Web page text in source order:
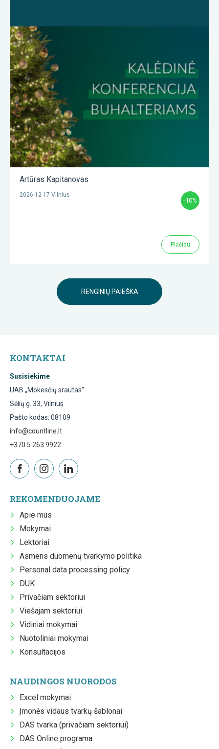
Artūras Kapitanovas
2026-12-17 Vilnius
-10%
Plačiau
RENGINIŲ PAIEŠKA
KONTAKTAI
Susisiekime
UAB „Mokesčių srautas“
Sėlių g. 33, Vilnius
Pašto kodas: 08109
info@countline.lt
+370 5 263 9922
REKOMENDUOJAME
Apie mus
Mokymai
Lektoriai
Asmens duomenų tvarkymo politika
Personal data processing policy
DUK
Privačiam sektoriui
Viešajam sektoriui
Vidiniai mokymai
Nuotoliniai mokymai
Konsultacijos
NAUDINGOS NUORODOS
Excel mokymai
Įmonės vidaus tvarkų šablonai
DAS tvarka (privačiam sektoriui)
DAS Online programa